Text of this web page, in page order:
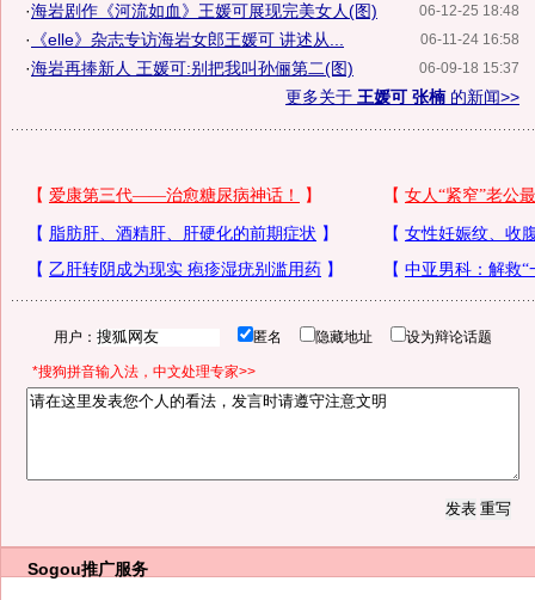
06-12-25 18:48
·海岩剧作《河流如血》王媛可展现完美女人(图)
06-11-24 16:58
· 《elle》杂志专访海岩女郎王媛可 讲述从...
06-09-18 15:37
·海岩再捧新人 王媛可:别把我叫孙俪第二(图)
更多关于 王媛可 张楠的新闻>>
用户： 匿名 隐藏地址 设为辩论话题
*搜狗拼音输入法，中文处理专家>>
Sogou推广服务